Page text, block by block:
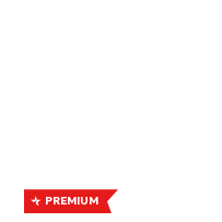
PREMIUM